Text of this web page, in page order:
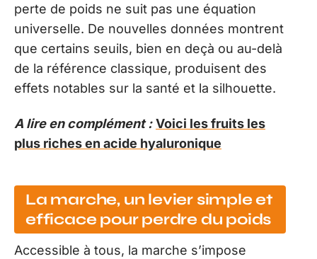
perte de poids ne suit pas une équation
universelle. De nouvelles données montrent
que certains seuils, bien en deçà ou au-delà
de la référence classique, produisent des
effets notables sur la santé et la silhouette.
A lire en complément : Voici les fruits les
plus riches en acide hyaluronique
La marche, un levier simple et
efficace pour perdre du poids
Accessible à tous, la marche s’impose